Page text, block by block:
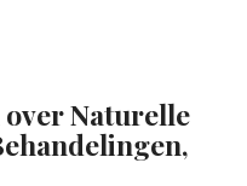
over Naturelle